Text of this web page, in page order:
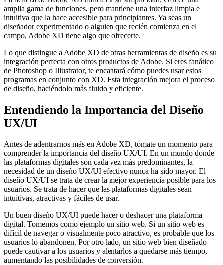
amplia gama de funciones, pero mantiene una interfaz limpia e
intuitiva que la hace accesible para principiantes. Ya seas un
diseñador experimentado o alguien que recién comienza en el
campo, Adobe XD tiene algo que ofrecerte.
Lo que distingue a Adobe XD de otras herramientas de diseño es su
integración perfecta con otros productos de Adobe. Si eres fanático
de Photoshop o Illustrator, te encantará cómo puedes usar estos
programas en conjunto con XD. Esta integración mejora el proceso
de diseño, haciéndolo más fluido y eficiente.
Entendiendo la Importancia del Diseño
UX/UI
Antes de adentrarnos más en Adobe XD, tómate un momento para
comprender la importancia del diseño UX/UI. En un mundo donde
las plataformas digitales son cada vez más predominantes, la
necesidad de un diseño UX/UI efectivo nunca ha sido mayor. El
diseño UX/UI se trata de crear la mejor experiencia posible para los
usuarios. Se trata de hacer que las plataformas digitales sean
intuitivas, atractivas y fáciles de usar.
Un buen diseño UX/UI puede hacer o deshacer una plataforma
digital. Tomemos como ejemplo un sitio web. Si un sitio web es
difícil de navegar o visualmente poco atractivo, es probable que los
usuarios lo abandonen. Por otro lado, un sitio web bien diseñado
puede cautivar a los usuarios y alentarlos a quedarse más tiempo,
aumentando las posibilidades de conversión.